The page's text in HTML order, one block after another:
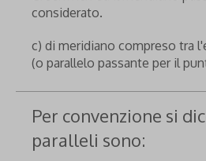
considerato.
c) di meridiano compreso tra
(o parallelo passante per il
Per convenzione si
paralleli sono: